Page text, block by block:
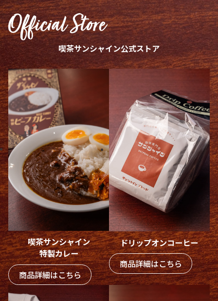
喫茶サンシャイン公式ストア
喫茶サンシャイン
特製カレー
商品詳細はこちら
ドリップオンコーヒー
商品詳細はこちら